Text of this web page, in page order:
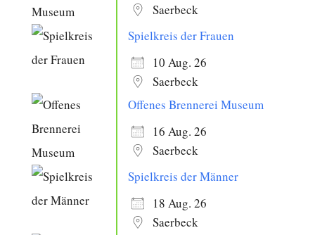
Saerbeck
Spielkreis der Frauen
10 Aug. 26
Saerbeck
Offenes Brennerei Museum
16 Aug. 26
Saerbeck
Spielkreis der Männer
18 Aug. 26
Saerbeck